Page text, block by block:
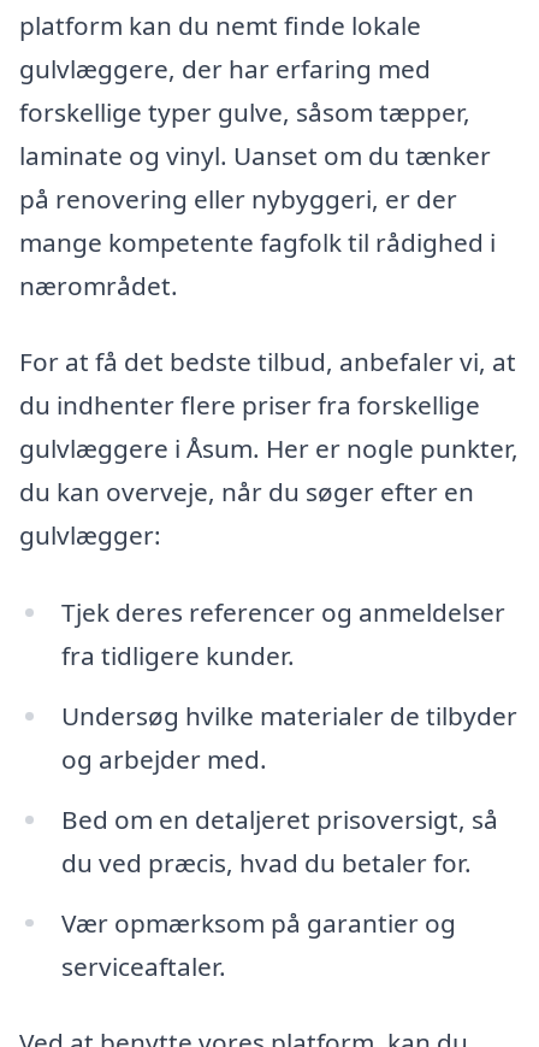
platform kan du nemt finde lokale
gulvlæggere, der har erfaring med
forskellige typer gulve, såsom tæpper,
laminate og vinyl. Uanset om du tænker
på renovering eller nybyggeri, er der
mange kompetente fagfolk til rådighed i
nærområdet.
For at få det bedste tilbud, anbefaler vi, at
du indhenter flere priser fra forskellige
gulvlæggere i Åsum. Her er nogle punkter,
du kan overveje, når du søger efter en
gulvlægger:
Tjek deres referencer og anmeldelser
fra tidligere kunder.
Undersøg hvilke materialer de tilbyder
og arbejder med.
Bed om en detaljeret prisoversigt, så
du ved præcis, hvad du betaler for.
Vær opmærksom på garantier og
serviceaftaler.